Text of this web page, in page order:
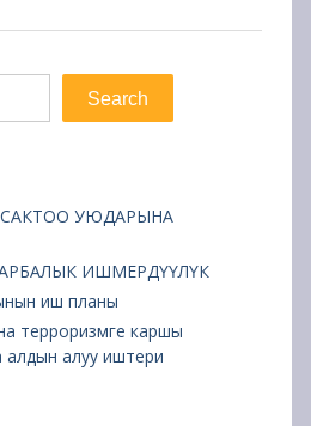
Search
УЮДАРЫНА
ИШМЕРДҮҮЛҮК
иш планы
терроризмге каршы
алдын алуу иштери